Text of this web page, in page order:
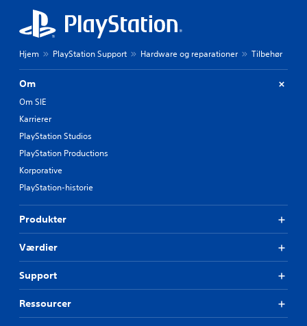
Hjem PlayStation Support Hardware og reparationer Tilbehør
Om
Om SIE
Karrierer
PlayStation Studios
PlayStation Productions
Korporative
PlayStation-historie
Produkter
Værdier
Support
Ressourcer